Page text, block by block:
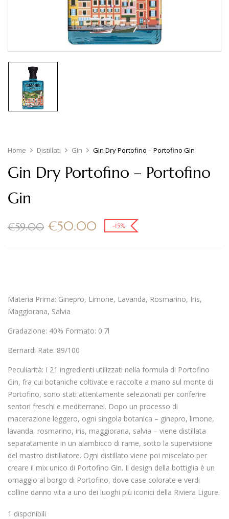
Home Distillati Gin Gin Dry Portofino – Portofino Gin
Gin Dry Portofino – Portofino
Gin
€59.00 €50.00 -15%
Materia Prima: Ginepro, Limone, Lavanda, Rosmarino, Iris,
Maggiorana, Salvia
Gradazione: 40% Formato: 0.7l
Bernardi Rate: 89/100
Peculiarità: I 21 ingredienti utilizzati nella formula di Portofino
Gin, fra cui botaniche coltivate e raccolte a mano sul monte di
Portofino, sono stati attentamente selezionati per conferire
sentori freschi e mediterranei. Dopo un processo di
macerazione leggero, ogni singola botanica – ginepro, limone,
lavanda, rosmarino, iris, maggiorana, salvia – viene distillata
separatamente in un alambicco di rame, sotto la supervisione
del mastro distillatore. Ogni distillato viene poi miscelato per
creare il mix unico di Portofino Gin. Il design della bottiglia è un
omaggio al borgo di Portofino, dove case colorate e verdi
colline danno vita a uno dei luoghi più iconici della Riviera Ligure.
1 disponibili